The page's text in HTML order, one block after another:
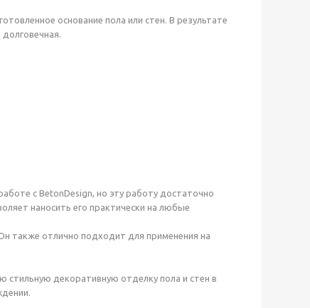
основание пола или стен. В результате
с BetonDesign, но эту работу достаточно
наносить его практически на любые
также отлично подходит для применения на
декоративную отделку пола и стен в